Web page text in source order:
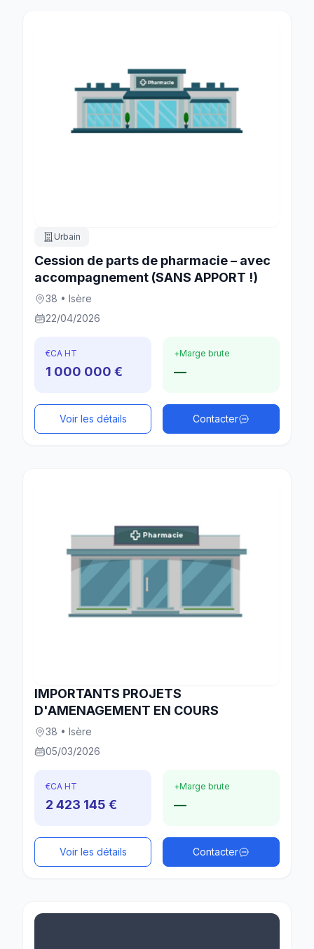
Urbain
Cession de parts de pharmacie – avec
accompagnement (SANS APPORT !)
38 • Isère
22/04/2026
€CA HT
1 000 000 €
+Marge brute
—
Voir les détails Contacter
IMPORTANTS PROJETS
D'AMENAGEMENT EN COURS
38 • Isère
05/03/2026
€CA HT
2 423 145 €
+Marge brute
—
Voir les détails Contacter